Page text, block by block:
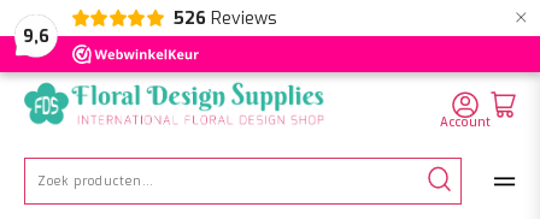
9,6
526 Reviews ×
NL EN DE
Zoeken
Account